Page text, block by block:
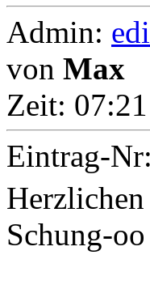
Admin:
von Max
Zeit:
Eintrag-Nr:
Schung-